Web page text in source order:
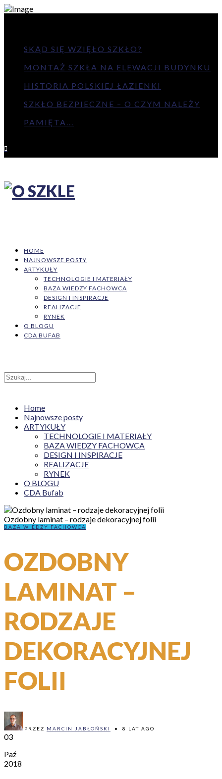
SKĄD SIĘ WZIĘŁO SZKŁO?
MONTAŻ SZKŁA NA ELEWACJI BUDYNKU
HISTORIA POLSKIEJ ŁAZIENKI
SZKŁO BEZPIECZNE – O CZYM NALEŻY
PAMIĘTA...
HOME
NAJNOWSZE POSTY
ARTYKUŁY
TECHNOLOGIE I MATERIAŁY
BAZA WIEDZY FACHOWCA
DESIGN I INSPIRACJE
REALIZACJE
RYNEK
O BLOGU
CDA BUFAB
Home
Najnowsze posty
ARTYKUŁY
TECHNOLOGIE I MATERIAŁY
BAZA WIEDZY FACHOWCA
DESIGN I INSPIRACJE
REALIZACJE
RYNEK
O BLOGU
CDA Bufab
Ozdobny laminat – rodzaje dekoracyjnej folii
BAZA WIEDZY FACHOWCA
OZDOBNY
LAMINAT –
RODZAJE
DEKORACYJNEJ
FOLII
PRZEZ MARCIN JABŁOŃSKI • 8 LAT AGO
03
Paź
2018